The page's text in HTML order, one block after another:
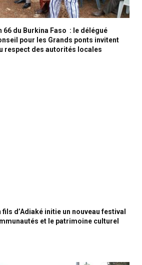
66 du Burkina Faso : le délégué
pour les Grands ponts invitent
respect des autorités locales
d’Adiaké initie un nouveau festival
et le patrimoine culturel